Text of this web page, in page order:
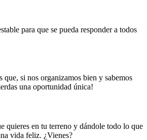
para que se pueda responder a todos
que, si nos organizamos bien y sabemos
una oportunidad única!
quieres en tu terreno y dándole todo lo que
vida feliz. ¿Vienes?